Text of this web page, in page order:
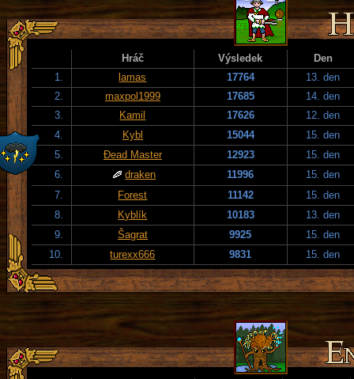
Hráč Výsledek
Den
1.
lamas 17764
13. den
2.
maxpol1999 17685
14. den
3.
Kamil 17626
12. den
4.
Kybl 15044
15. den
5.
Đead Master 12923
15. den
6.
draken 11996
15. den
7.
Forest 11142
15. den
8.
Kyblík 10183
13. den
9.
Šagrat 9925
15. den
10.
turexx666 9831 15. den